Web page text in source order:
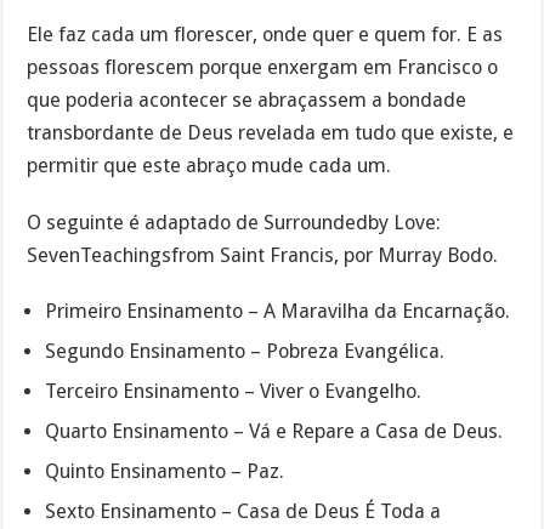
Ele faz cada um florescer, onde quer e quem for. E as
pessoas florescem porque enxergam em Francisco o
que poderia acontecer se abraçassem a bondade
transbordante de Deus revelada em tudo que existe, e
permitir que este abraço mude cada um.
O seguinte é adaptado de Surroundedby Love:
SevenTeachingsfrom Saint Francis, por Murray Bodo.
Primeiro Ensinamento – A Maravilha da Encarnação.
Segundo Ensinamento – Pobreza Evangélica.
Terceiro Ensinamento – Viver o Evangelho.
Quarto Ensinamento – Vá e Repare a Casa de Deus.
Quinto Ensinamento – Paz.
Sexto Ensinamento – Casa de Deus É Toda a